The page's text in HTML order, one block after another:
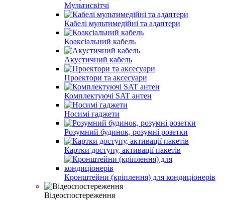
Мультисвітчі
Кабелі мультимедійні та адаптери
Коаксіальний кабель
Акустичний кабель
Проектори та аксесуари
Комплектуючі SAT антен
Носимі гаджети
Розумний будинок, розумні розетки
Картки доступу, активації пакетів
Кронштейни (кріплення) для кондиціонерів
Відеоспостереження